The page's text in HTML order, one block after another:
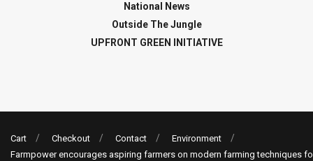
National News
Outside The Jungle
UPFRONT GREEN INITIATIVE
Cart Checkout Contact
Environment
Farmpower encourages aspiring farmers on modern farming techniques